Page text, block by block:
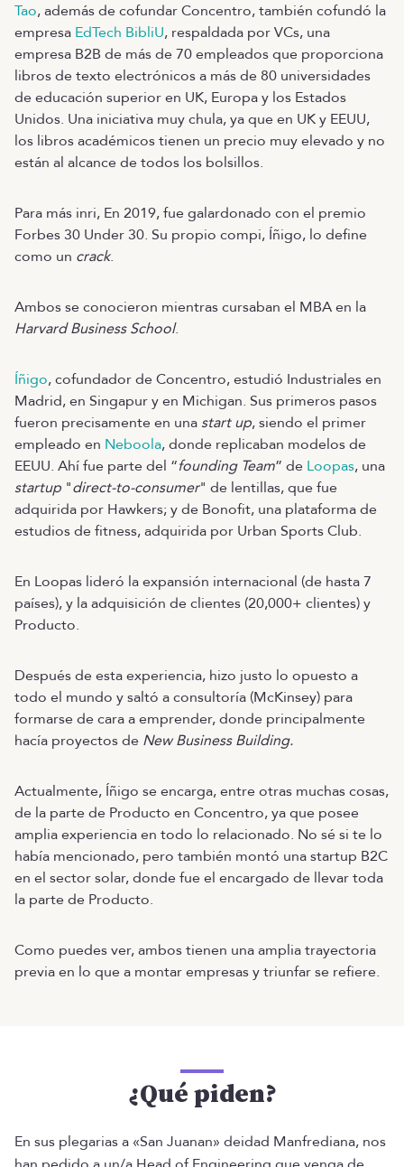
Tao, además de cofundar Concentro, también cofundó la
empresa EdTech BibliU, respaldada por VCs, una
empresa B2B de más de 70 empleados que proporciona
libros de texto electrónicos a más de 80 universidades
de educación superior en UK, Europa y los Estados
Unidos. Una iniciativa muy chula, ya que en UK y EEUU,
los libros académicos tienen un precio muy elevado y no
están al alcance de todos los bolsillos.
Para más inri, En 2019, fue galardonado con el premio
Forbes 30 Under 30. Su propio compi, Íñigo, lo define
como un crack.
Ambos se conocieron mientras cursaban el MBA en la
Harvard Business School.
Íñigo, cofundador de Concentro, estudió Industriales en
Madrid, en Singapur y en Michigan. Sus primeros pasos
fueron precisamente en una start up, siendo el primer
empleado en Neboola, donde replicaban modelos de
EEUU. Ahí fue parte del “founding Team” de Loopas, una
startup "direct-to-consumer" de lentillas, que fue
adquirida por Hawkers; y de Bonofit, una plataforma de
estudios de fitness, adquirida por Urban Sports Club.
En Loopas lideró la expansión internacional (de hasta 7
países), y la adquisición de clientes (20,000+ clientes) y
Producto.
Después de esta experiencia, hizo justo lo opuesto a
todo el mundo y saltó a consultoría (McKinsey) para
formarse de cara a emprender, donde principalmente
hacía proyectos de New Business Building.
Actualmente, Íñigo se encarga, entre otras muchas cosas,
de la parte de Producto en Concentro, ya que posee
amplia experiencia en todo lo relacionado. No sé si te lo
había mencionado, pero también montó una startup B2C
en el sector solar, donde fue el encargado de llevar toda
la parte de Producto.
Como puedes ver, ambos tienen una amplia trayectoria
previa en lo que a montar empresas y triunfar se refiere.
¿Qué piden?
En sus plegarias a «San Juanan» deidad Manfrediana, nos